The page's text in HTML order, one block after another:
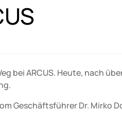
bei ARCUS. Heute, nach
Geschäftsführer Dr. Mirko